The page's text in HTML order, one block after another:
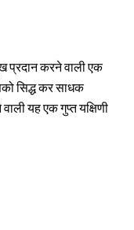
प्रदान करने वाली एक
सिद्ध कर साधक
यह एक गुप्त यक्षिणी